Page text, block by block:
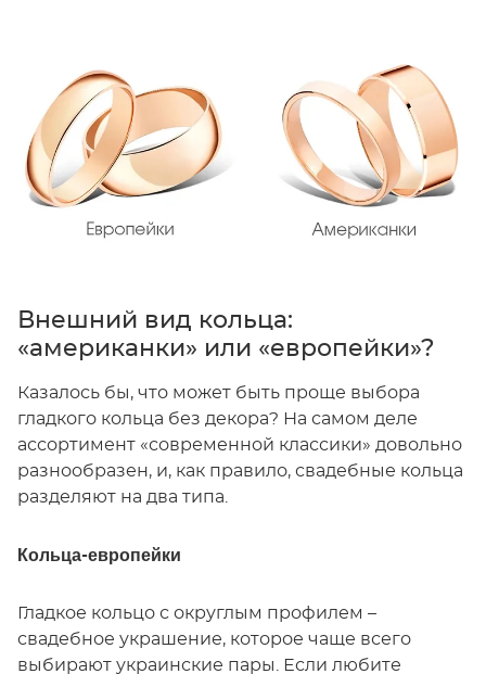
Внешний вид кольца:
«американки» или «европейки»?
Казалось бы, что может быть проще выбора
гладкого кольца без декора? На самом деле
ассортимент «современной классики» довольно
разнообразен, и, как правило, свадебные кольца
разделяют на два типа.
Кольца-европейки
Гладкое кольцо с округлым профилем –
свадебное украшение, которое чаще всего
выбирают украинские пары. Если любите